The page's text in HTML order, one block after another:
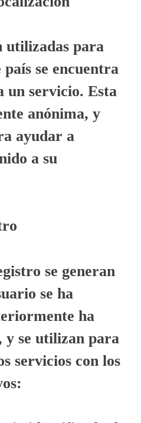
utilizadas para
se encuentra
un servicio. Esta
anónima, y
ayudar a
a su
se generan
se ha
ha
y se utilizan para
servicios con los